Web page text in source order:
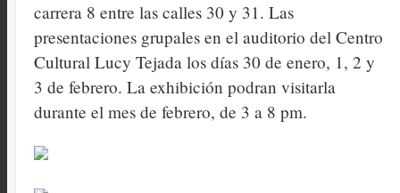
carrera 8 entre las calles 30 y 31. Las
presentaciones grupales en el auditorio del Centro
Cultural Lucy Tejada los días 30 de enero, 1, 2 y
3 de febrero. La exhibición podran visitarla
durante el mes de febrero, de 3 a 8 pm.